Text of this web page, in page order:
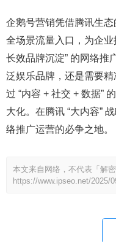
企鹅号营销凭借腾讯生
全场景流量入口，为企业
长效品牌沉淀” 的网络推
泛娱乐品牌，还是需要
过 “内容 + 社交 + 数据”
大化。在腾讯 “大内容”
络推广运营的必争之地。
本文来自网络，不代表「解
https://www.ipseo.net/2025/